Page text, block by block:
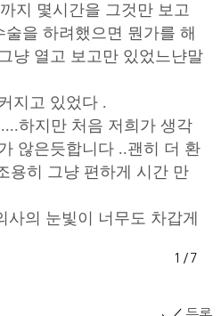
지 몇시간을 그것만 보고
을 하려했으면 뭔가를 해
냥 열고 보고만 있었느냔말
지고 있었다 .
하지만 처음 저희가 생각
않은듯합니다 ..괜히 더 환
용히 그냥 편하게 시간 만
의 눈빛이 너무도 차갑게
침묵이 흘렀다 .
1 / 7